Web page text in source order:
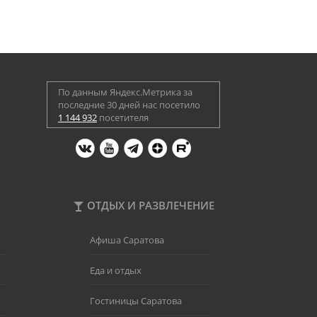
По данным Яндекс.Метрика за
последние 30 дней нас посетило
1 144 932 посетителя
ОТДЫХ И РАЗВЛЕЧЕНИЕ
Афиша Саратова
Еда и отдых
Гостиницы Саратова